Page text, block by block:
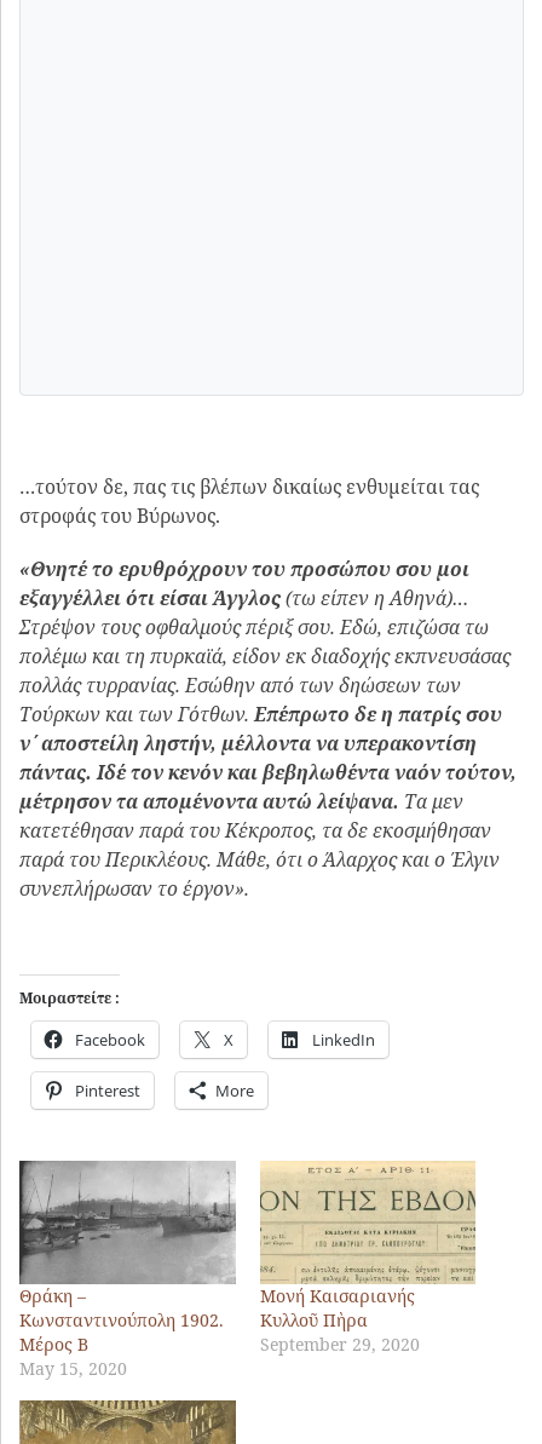
…τούτον δε, πας τις βλέπων δικαίως ενθυμείται τας
στροφάς του Βύρωνος.
«Θνητέ το ερυθρόχρουν του προσώπου σου μοι
εξαγγέλλει ότι είσαι Άγγλος(τω είπεν η Αθηνά)…
Στρέψον τους οφθαλμούς πέριξ σου. Εδώ, επιζώσα τω
πολέμω και τη πυρκαϊά, είδον εκ διαδοχής εκπνευσάσας
πολλάς τυρρανίας. Εσώθην από των δηώσεων των
Τούρκων και των Γότθων.Επέπρωτο δε η πατρίς σου
ν΄αποστείλη ληστήν, μέλλοντα να υπερακοντίση
πάντας. Ιδέ τον κενόν και βεβηλωθέντα ναόν τούτον,
μέτρησον τα απομένοντα αυτώ λείψανα. Τα μεν
κατετέθησαν παρά του Κέκροπος, τα δε εκοσμήθησαν
παρά του Περικλέους. Μάθε, ότι ο Άλαρχος και ο Έλγιν
συνεπλήρωσαν το έργον».
Μοιραστείτε :
Facebook X LinkedIn
Pinterest More
Θράκη –
Κωνσταντινούπολη 1902.
Μέρος Β
May 15, 2020
Μονή Καισαριανής
Κυλλοῦ Πὴρα
September 29, 2020